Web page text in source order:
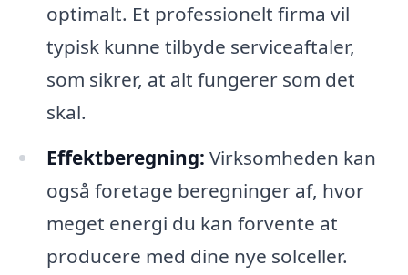
optimalt. Et professionelt firma vil
typisk kunne tilbyde serviceaftaler,
som sikrer, at alt fungerer som det
skal.
Effektberegning: Virksomheden kan
også foretage beregninger af, hvor
meget energi du kan forvente at
producere med dine nye solceller.